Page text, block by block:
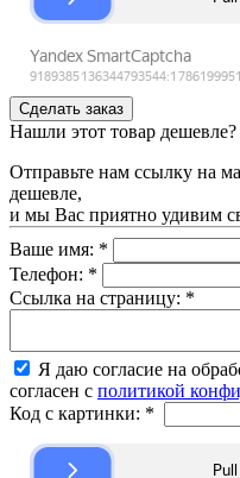
Нашли этот товар дешевле?
Отправьте нам ссылку на
дешевле,
и мы Вас приятно удивим
Ваше имя: *
Телефон: *
Ссылка на страницу: *
Я даю согласие на
согласен с политикой
Код с картинки: *